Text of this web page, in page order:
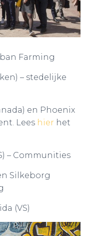
Farming
– stedelijke
en Phoenix
Lees hier het
– Communities
Silkeborg
(VS)